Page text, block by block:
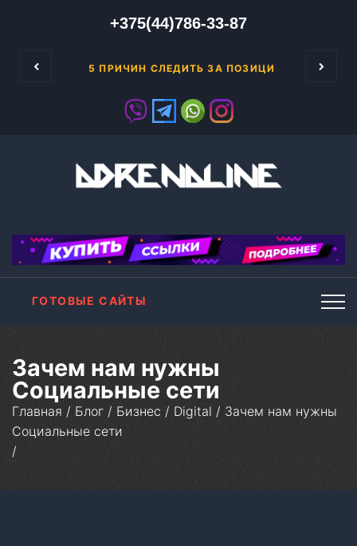
+375(44)786-33-87
уже говорилось ранее, чтобы заниматься
5 ПРИЧИН СЛЕДИТЬ ЗА ПОЗИЦИЯМИ САЙТА В
ГОТОВЫЕ САЙТЫ
Зачем нам нужны
Социальные сети
Главная / Блог / Бизнес / Digital / Зачем нам нужны
Социальные сети
/